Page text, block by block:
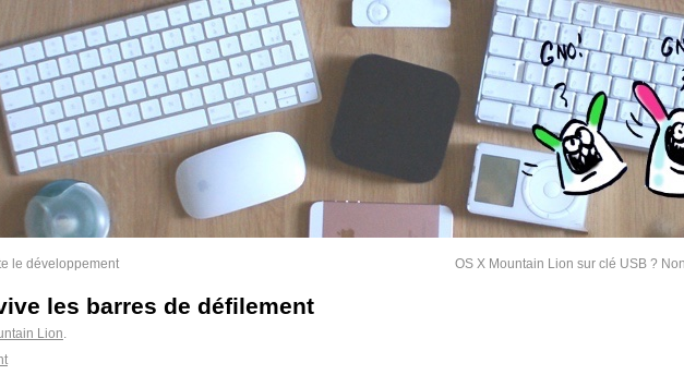
le développement OS X Mountain Lion sur clé USB ? Non
les barres de défilement
Lion.